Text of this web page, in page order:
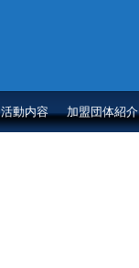
活動内容 加盟団体紹介